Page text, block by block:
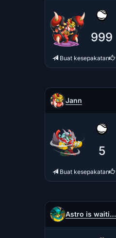
999
Buat kesepakatan
Jann
5
Buat kesepakatan
Astro is waiting for moonveil